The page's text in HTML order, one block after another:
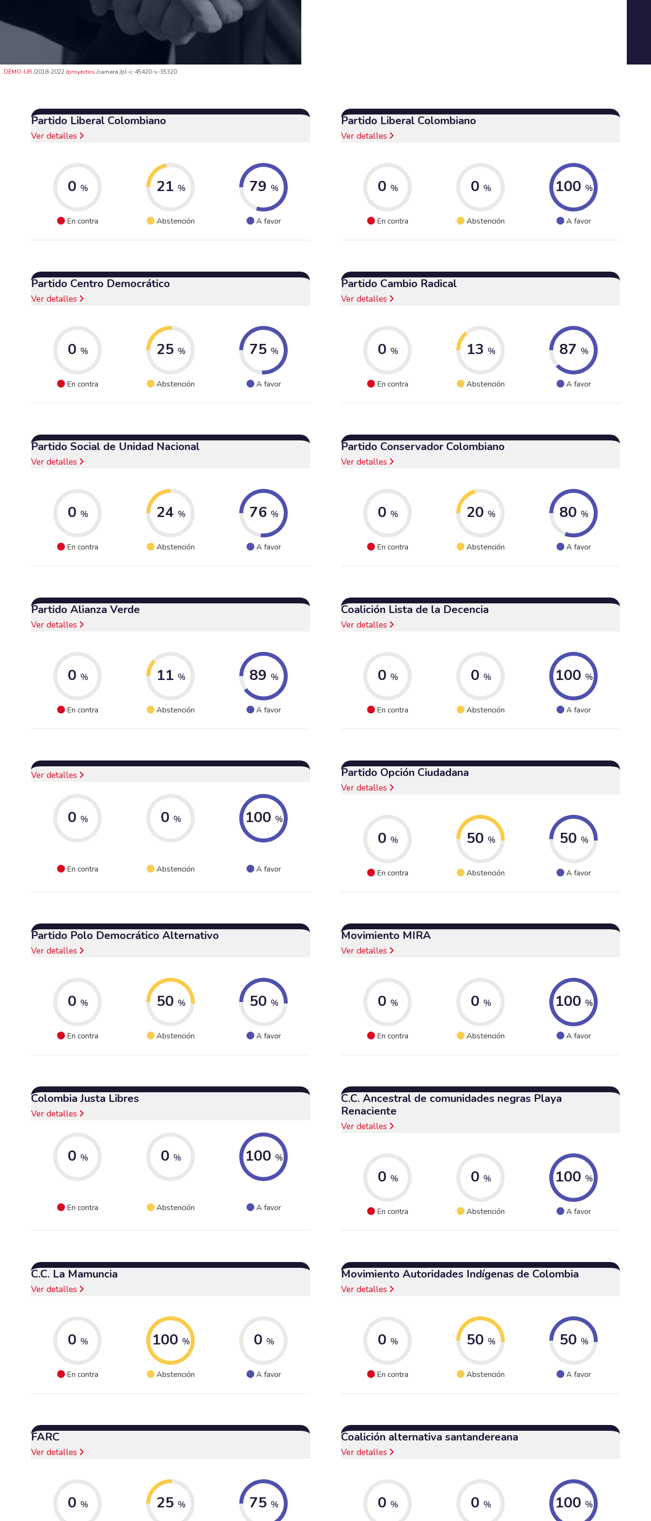
DEMO-UR 2018-2022 proyectos camara pl-c-45420-s-35320
Partido Liberal Colombiano
Ver detalles
0 %
En contra
21 %
Abstención
79 %
A favor
Partido Liberal Colombiano
Ver detalles
0 %
En contra
0 %
Abstención
100 %
A favor
Partido Centro Democrático
Ver detalles
0 %
En contra
25 %
Abstención
75 %
A favor
Partido Cambio Radical
Ver detalles
0 %
En contra
13 %
Abstención
87 %
A favor
Partido Social de Unidad Nacional
Ver detalles
0 %
En contra
24 %
Abstención
76 %
A favor
Partido Conservador Colombiano
Ver detalles
0 %
En contra
20 %
Abstención
80 %
A favor
Partido Alianza Verde
Ver detalles
0 %
En contra
11 %
Abstención
89 %
A favor
Coalición Lista de la Decencia
Ver detalles
0 %
En contra
0 %
Abstención
100 %
A favor
Ver detalles
0 %
En contra
0 %
Abstención
100 %
A favor
Partido Opción Ciudadana
Ver detalles
0 %
En contra
50 %
Abstención
50 %
A favor
Partido Polo Democrático Alternativo
Ver detalles
0 %
En contra
50 %
Abstención
50 %
A favor
Movimiento MIRA
Ver detalles
0 %
En contra
0 %
Abstención
100 %
A favor
Colombia Justa Libres
Ver detalles
0 %
En contra
0 %
Abstención
100 %
A favor
C.C. Ancestral de comunidades negras Playa
Renaciente
Ver detalles
0 %
En contra
0 %
Abstención
100 %
A favor
C.C. La Mamuncia
Ver detalles
0 %
En contra
100 %
Abstención
0 %
A favor
Movimiento Autoridades Indígenas de Colombia
Ver detalles
0 %
En contra
50 %
Abstención
50 %
A favor
FARC
Ver detalles
0 % 25 % 75 %
Coalición alternativa santandereana
Ver detalles
0 % 0 % 100 %